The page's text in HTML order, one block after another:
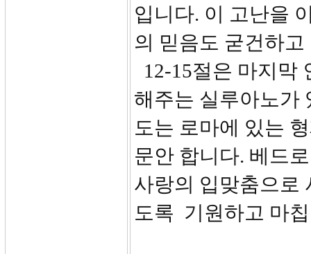
입니다. 이 고난을
의 믿음도 굳건하
12-15절은 마지막
해주는 실루아노가
도는 로마에 있는
문안 합니다. 베드
사랑의 입맞춤으로
도록 기원하고 마